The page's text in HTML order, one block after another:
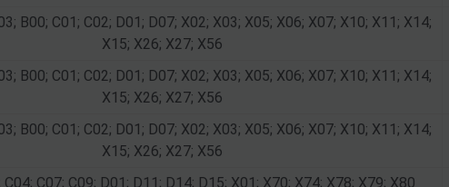
B00; C01; C02; D01; D07; X02; X03; X05; X06; X07; X10; X11; X14;
X15; X26; X27; X56
B00; C01; C02; D01; D07; X02; X03; X05; X06; X07; X10; X11; X14;
X15; X26; X27; X56
B00; C01; C02; D01; D07; X02; X03; X05; X06; X07; X10; X11; X14;
X15; X26; X27; X56
C04; C07; C09; D01; D11; D14; D15; X01; X70; X74; X78; X79; X80